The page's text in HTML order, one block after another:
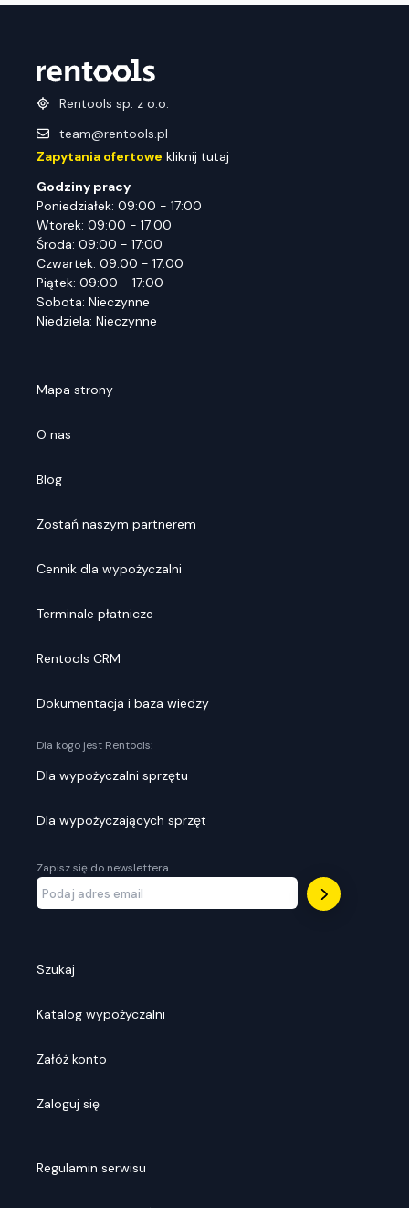
Rentools sp. z o.o.
team@rentools.pl
Zapytania ofertowe kliknij tutaj
Godziny pracy
Poniedziałek: 09:00 - 17:00
Wtorek: 09:00 - 17:00
Środa: 09:00 - 17:00
Czwartek: 09:00 - 17:00
Piątek: 09:00 - 17:00
Sobota: Nieczynne
Niedziela: Nieczynne
Mapa strony
O nas
Blog
Zostań naszym partnerem
Cennik dla wypożyczalni
Terminale płatnicze
Rentools CRM
Dokumentacja i baza wiedzy
Dla kogo jest Rentools:
Dla wypożyczalni sprzętu
Dla wypożyczających sprzęt
Zapisz się do newslettera
Szukaj
Katalog wypożyczalni
Załóż konto
Zaloguj się
Regulamin serwisu